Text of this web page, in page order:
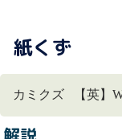
紙くず
カミクズ 【英】